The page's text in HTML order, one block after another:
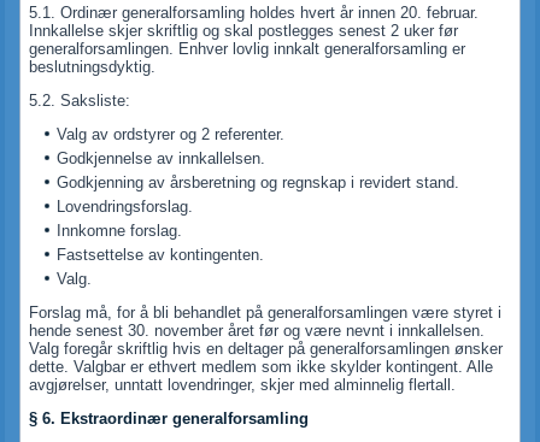
5.1. Ordinær generalforsamling holdes hvert år innen 20. februar.
Innkallelse skjer skriftlig og skal postlegges senest 2 uker før
generalforsamlingen. Enhver lovlig innkalt generalforsamling er
beslutningsdyktig.
5.2. Saksliste:
Valg av ordstyrer og 2 referenter.
Godkjennelse av innkallelsen.
Godkjenning av årsberetning og regnskap i revidert stand.
Lovendringsforslag.
Innkomne forslag.
Fastsettelse av kontingenten.
Valg.
Forslag må, for å bli behandlet på generalforsamlingen være styret i
hende senest 30. november året før og være nevnt i innkallelsen.
Valg foregår skriftlig hvis en deltager på generalforsamlingen ønsker
dette. Valgbar er ethvert medlem som ikke skylder kontingent. Alle
avgjørelser, unntatt lovendringer, skjer med alminnelig flertall.
§ 6. Ekstraordinær generalforsamling